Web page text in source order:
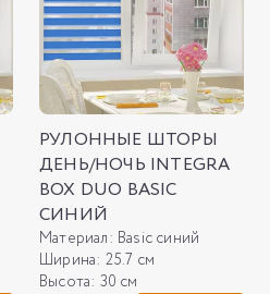
РУЛОННЫЕ ШТОРЫ
ДЕНЬ/НОЧЬ INTEGRA
BOX DUO BASIC
СИНИЙ
Материал: Basic синий
Ширина: 25.7 см
Высота: 30 см